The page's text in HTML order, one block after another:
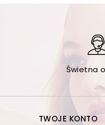
Świetna
TWOJE KONTO